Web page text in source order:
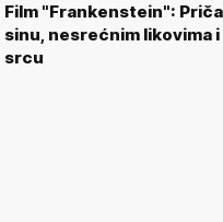
Film "Frankenstein":
sinu, nesrećnim likovima
srcu